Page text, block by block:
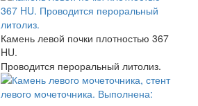
Камень левой почки плотностью 367
HU.
Проводится пероральный литолиз.